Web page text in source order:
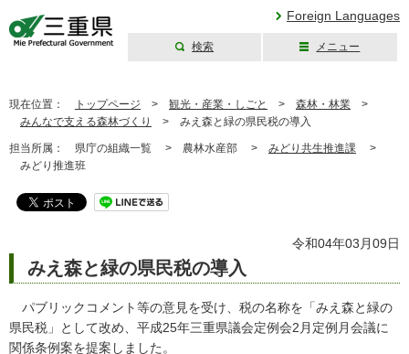
Foreign Languages
検索 メニュー
現在位置： トップページ > 観光・産業・しごと > 森林・林業 >
みんなで支える森林づくり
> みえ森と緑の県民税の導入
担当所属： 県庁の組織一覧 > 農林水産部 > みどり共生推進課 >
みどり推進班
令和04年03月09日
みえ森と緑の県民税の導入
パブリックコメント等の意見を受け、税の名称を「みえ森と緑の
県民税」として改め、平成25年三重県議会定例会2月定例月会議に
関係条例案を提案しました。